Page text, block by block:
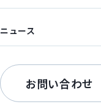
ニュース
お問い合わせ